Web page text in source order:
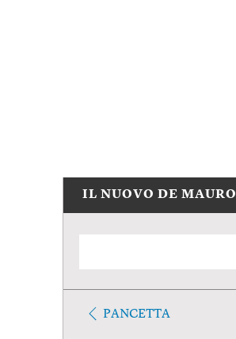
IL NUOVO DE MAURO
PANCETTA